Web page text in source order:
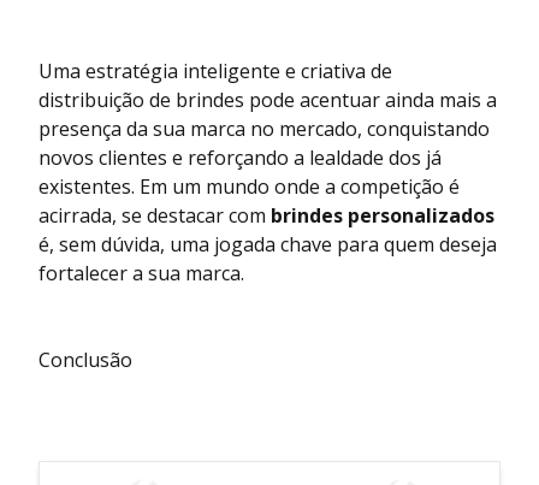
Uma estratégia inteligente e criativa de
distribuição de brindes pode acentuar ainda mais a
presença da sua marca no mercado, conquistando
novos clientes e reforçando a lealdade dos já
existentes. Em um mundo onde a competição é
acirrada, se destacar com brindes personalizados
é, sem dúvida, uma jogada chave para quem deseja
fortalecer a sua marca.
Conclusão